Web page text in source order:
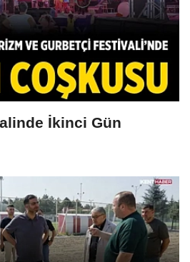
İkinci Gün